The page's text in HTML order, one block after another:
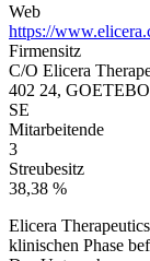
Web
https://
Firmensitz
C/O Elicera
402 24,
SE
Mitarbeitende
3
Streubesitz
38,38 %
Elicera
klinischen Phase